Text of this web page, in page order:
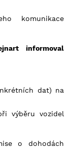
komunikace
informoval
dat) na
výběru vozidel
o dohodách